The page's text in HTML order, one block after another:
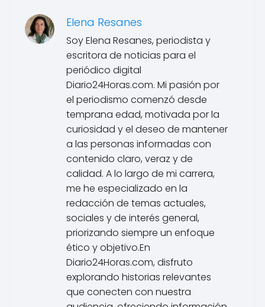
Elena Resanes
Soy Elena Resanes, periodista y
escritora de noticias para el
periódico digital
Diario24Horas.com. Mi pasión por
el periodismo comenzó desde
temprana edad, motivada por la
curiosidad y el deseo de mantener
a las personas informadas con
contenido claro, veraz y de
calidad. A lo largo de mi carrera,
me he especializado en la
redacción de temas actuales,
sociales y de interés general,
priorizando siempre un enfoque
ético y objetivo.En
Diario24Horas.com, disfruto
explorando historias relevantes
que conecten con nuestra